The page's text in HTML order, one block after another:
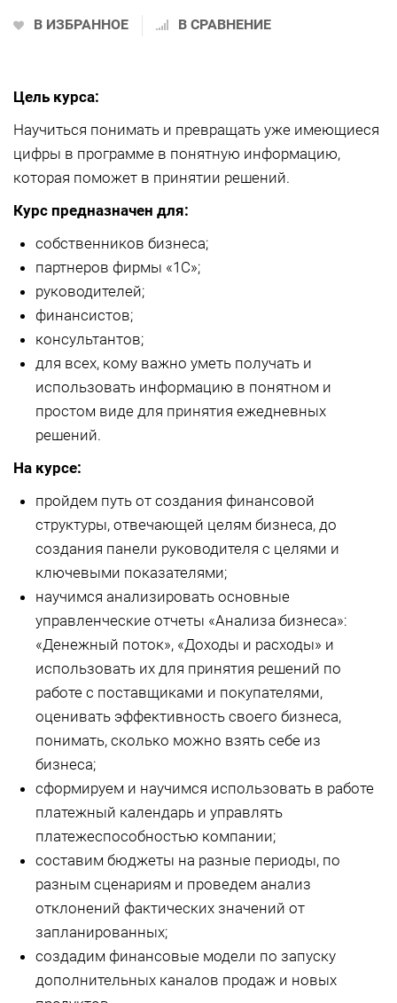
В ИЗБРАННОЕ В СРАВНЕНИЕ
Цель курса:
Научиться понимать и превращать уже имеющиеся
цифры в программе в понятную информацию,
которая поможет в принятии решений.
Курс предназначен для:
собственников бизнеса;
партнеров фирмы «1С»;
руководителей;
финансистов;
консультантов;
для всех, кому важно уметь получать и
использовать информацию в понятном и
простом виде для принятия ежедневных
решений.
На курсе:
пройдем путь от создания финансовой
структуры, отвечающей целям бизнеса, до
создания панели руководителя с целями и
ключевыми показателями;
научимся анализировать основные
управленческие отчеты «Анализа бизнеса»:
«Денежный поток», «Доходы и расходы» и
использовать их для принятия решений по
работе с поставщиками и покупателями,
оценивать эффективность своего бизнеса,
понимать, сколько можно взять себе из
бизнеса;
сформируем и научимся использовать в работе
платежный календарь и управлять
платежеспособностью компании;
составим бюджеты на разные периоды, по
разным сценариям и проведем анализ
отклонений фактических значений от
запланированных;
создадим финансовые модели по запуску
дополнительных каналов продаж и новых